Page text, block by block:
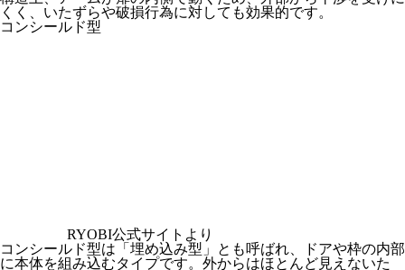
くく、いたずらや破損行為に対しても効果的です。
コンシールド型
RYOBI公式サイトより
コンシールド型は「埋め込み型」とも呼ばれ、ドアや枠の内部
に本体を組み込むタイプです。外からはほとんど見えないた